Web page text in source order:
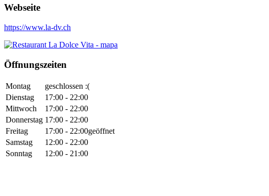
Webseite
https://www.la-dv.ch
Öffnungszeiten
Montag
geschlossen :(
Dienstag
17:00 - 22:00
Mittwoch
17:00 - 22:00
Donnerstag 17:00 - 22:00
Freitag
17:00 - 22:00geöffnet
Samstag
12:00 - 22:00
Sonntag
12:00 - 21:00